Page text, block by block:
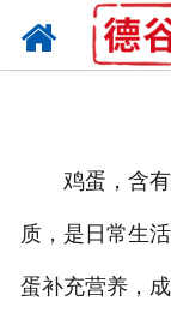
鸡蛋，含有
质，是日常生
蛋补充营养，